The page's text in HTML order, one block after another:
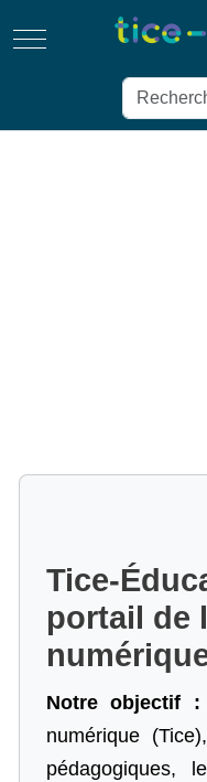
Mobile Menu Toggle
Tice-
portail de
Notre objectif :
numérique
pédagogiques,